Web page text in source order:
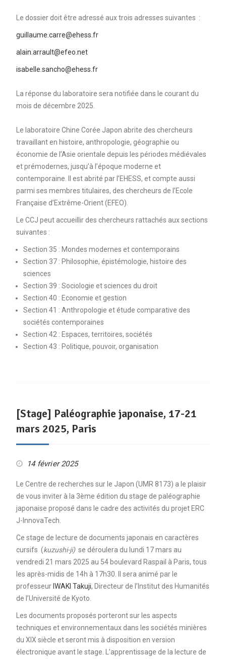
Le dossier doit être adressé aux trois adresses suivantes :
guillaume.carre@ehess.fr
alain.arrault@efeo.net
isabelle.sancho@ehess.fr
La réponse du laboratoire sera notifiée dans le courant du
mois de décembre 2025.
Le laboratoire Chine Corée Japon abrite des chercheurs
travaillant en histoire, anthropologie, géographie ou
économie de l’Asie orientale depuis les périodes médiévales
et prémodernes, jusqu’à l’époque moderne et
contemporaine. Il est abrité par l’EHESS, et compte aussi
parmi ses membres titulaires, des chercheurs de l’Ecole
Française d’Extrême-Orient (EFEO).
Le CCJ peut accueillir des chercheurs rattachés aux sections
suivantes :
Section 35 : Mondes modernes et contemporains
Section 37 : Philosophie, épistémologie, histoire des
sciences
Section 39 : Sociologie et sciences du droit
Section 40 : Economie et gestion
Section 41 : Anthropologie et étude comparative des
sociétés contemporaines
Section 42 : Espaces, territoires, sociétés
Section 43 : Politique, pouvoir, organisation
[Stage] Paléographie japonaise, 17-21
mars 2025, Paris
14 février 2025
Le Centre de recherches sur le Japon (UMR 8173) a le plaisir
de vous inviter à la 3ème édition du stage de paléographie
japonaise proposé dans le cadre des activités du projet ERC
J-InnovaTech.
Ce stage de lecture de documents japonais en caractères
cursifs (kuzushi-ji) se déroulera du lundi 17 mars au
vendredi 21 mars 2025 au 54 boulevard Raspail à Paris, tous
les après-midis de 14h à 17h30. Il sera animé par le
professeur IWAKI Takuji, Directeur de l’Institut des Humanités
de l’Université de Kyoto.
Les documents proposés porteront sur les aspects
techniques et environnementaux dans les sociétés minières
du XIX siècle et seront mis à disposition en version
électronique avant le stage. L’apprentissage de la lecture de